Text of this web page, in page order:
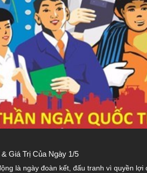
Giá Trị Của Ngày 1/5
là ngày đoàn kết, đấu tranh vì quyền